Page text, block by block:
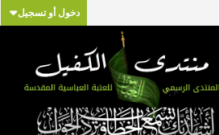
دخول أو تسجيل